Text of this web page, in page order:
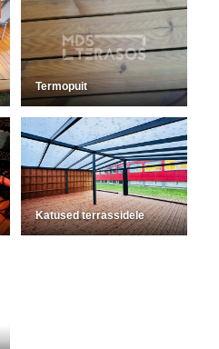
Termopuit
Katused terrassidele